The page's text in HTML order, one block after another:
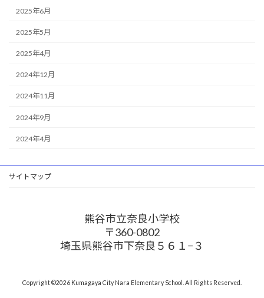
2025年6月
2025年5月
2025年4月
2024年12月
2024年11月
2024年9月
2024年4月
サイトマップ
熊谷市立奈良小学校
〒360-0802
埼玉県熊谷市下奈良５６１−３
Copyright ©2026 Kumagaya City Nara Elementary School. All Rights Reserved.